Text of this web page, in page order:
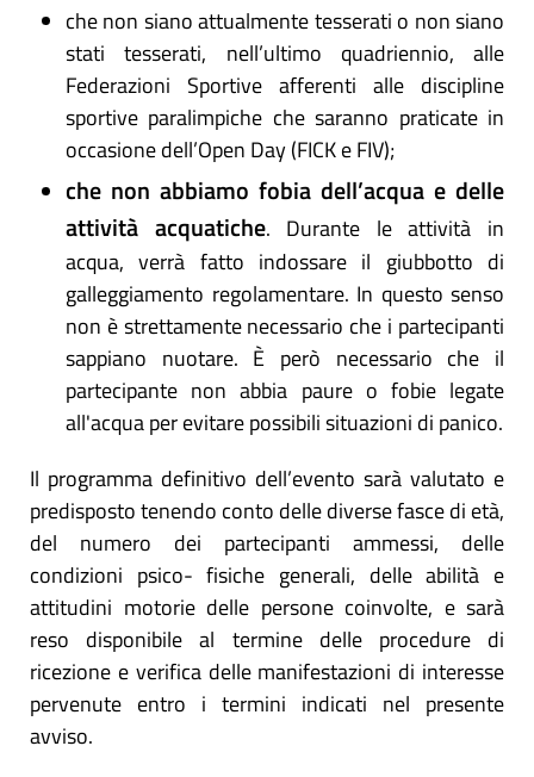
che non siano attualmente tesserati o non siano
stati tesserati, nell’ultimo quadriennio, alle
Federazioni Sportive afferenti alle discipline
sportive paralimpiche che saranno praticate in
occasione dell’Open Day (FICK e FIV);
che non abbiamo fobia dell’acqua e delle
attività acquatiche. Durante le attività in
acqua, verrà fatto indossare il giubbotto di
galleggiamento regolamentare. In questo senso
non è strettamente necessario che i partecipanti
sappiano nuotare. È però necessario che il
partecipante non abbia paure o fobie legate
all'acqua per evitare possibili situazioni di panico.
Il programma definitivo dell’evento sarà valutato e
predisposto tenendo conto delle diverse fasce di età,
del numero dei partecipanti ammessi, delle
condizioni psico- fisiche generali, delle abilità e
attitudini motorie delle persone coinvolte, e sarà
reso disponibile al termine delle procedure di
ricezione e verifica delle manifestazioni di interesse
pervenute entro i termini indicati nel presente
avviso.